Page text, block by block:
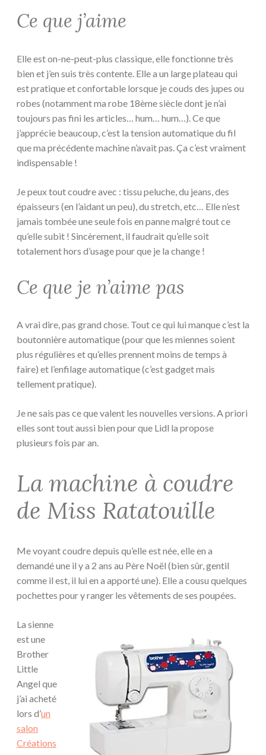
Ce que j’aime
Elle est on-ne-peut-plus classique, elle fonctionne très
bien et j’en suis très contente. Elle a un large plateau qui
est pratique et confortable lorsque je couds des jupes ou
robes (notamment ma robe 18ème siècle dont je n’ai
toujours pas fini les articles… hum… hum…). Ce que
j’apprécie beaucoup, c’est la tension automatique du fil
que ma précédente machine n’avait pas. Ça c’est vraiment
indispensable !
Je peux tout coudre avec : tissu peluche, du jeans, des
épaisseurs (en l’aidant un peu), du stretch, etc… Elle n’est
jamais tombée une seule fois en panne malgré tout ce
qu’elle subit ! Sincèrement, il faudrait qu’elle soit
totalement hors d’usage pour que je la change !
Ce que je n’aime pas
A vrai dire, pas grand chose. Tout ce qui lui manque c’est la
boutonnière automatique (pour que les miennes soient
plus régulières et qu’elles prennent moins de temps à
faire) et l’enfilage automatique (c’est gadget mais
tellement pratique).
Je ne sais pas ce que valent les nouvelles versions. A priori
elles sont tout aussi bien pour que Lidl la propose
plusieurs fois par an.
La machine à coudre
de Miss Ratatouille
Me voyant coudre depuis qu’elle est née, elle en a
demandé une il y a 2 ans au Père Noël (bien sûr, gentil
comme il est, il lui en a apporté une). Elle a cousu quelques
pochettes pour y ranger les vêtements de ses poupées.
La sienne
est une
Brother
Little
Angel que
j’ai acheté
lors d’un
salon
Créations